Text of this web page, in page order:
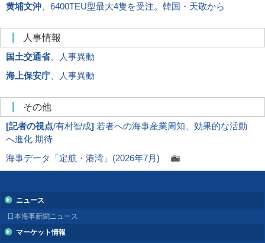
黄埔文沖 、6400TEU型最大4隻を受注。韓国・天敬から
人事情報
国土交通省、人事異動
海上保安庁 、人事異動
その他
[記者の視点/有村智成] 若者への海事産業周知、効果的な活動
へ進化 期待
海事データ「定航・港湾」(2026年7月)
ニュース
日本海事新聞ニュース
マーケット情報